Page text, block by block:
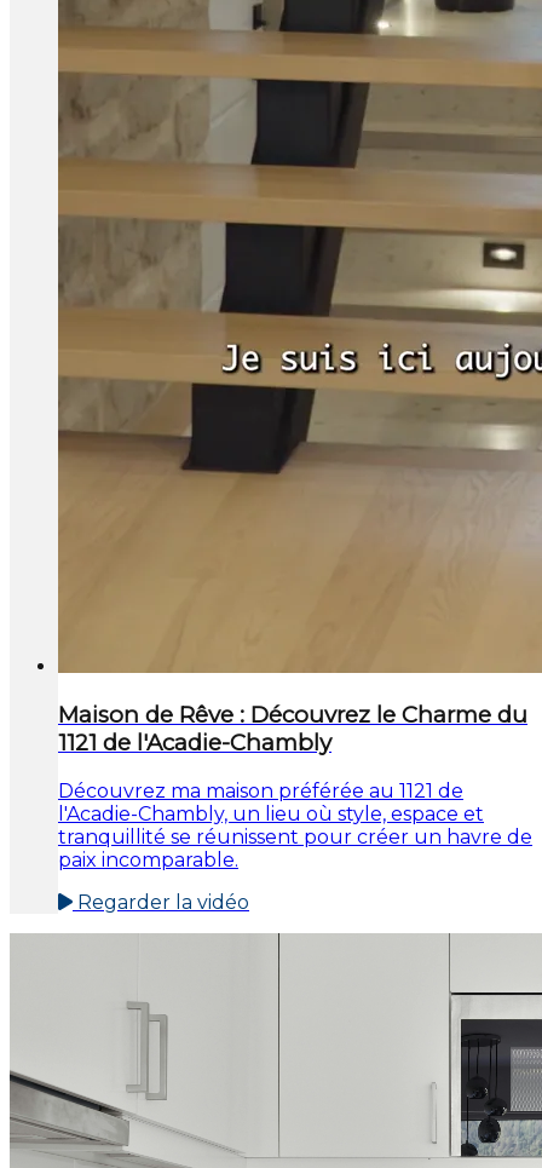
Maison de Rêve : Découvrez le Charme du
1121 de l'Acadie-Chambly
Découvrez ma maison préférée au 1121 de
l'Acadie-Chambly, un lieu où style, espace et
tranquillité se réunissent pour créer un havre de
paix incomparable.
Regarder la vidéo